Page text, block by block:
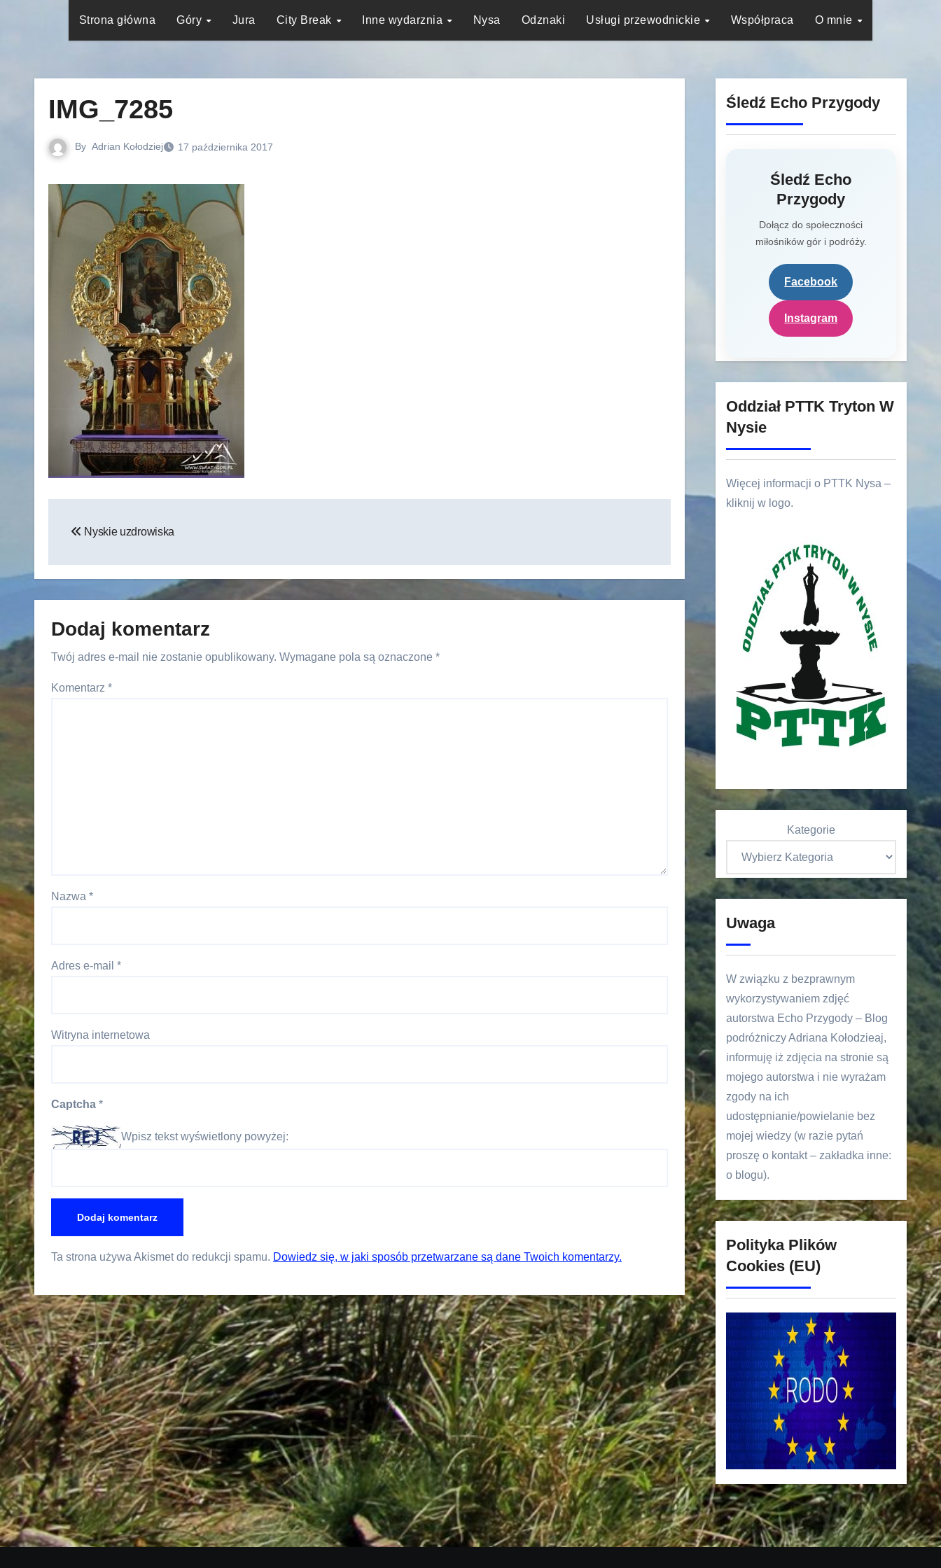
Strona główna Góry Jura City Break Inne wydarznia Nysa Odznaki Usługi przewodnickie Współpraca O mnie
IMG_7285
By Adrian Kołodziej 17 października 2017
wpisuNyskie uzdrowiska
Dodaj komentarz
Twój adres e-mail nie zostanie opublikowany. Wymagane pola są oznaczone *
Komentarz *
Nazwa *
Adres e-mail *
Witryna internetowa
Captcha *
Wpisz tekst wyświetlony powyżej:
Ta strona używa Akismet do redukcji spamu. Dowiedz się, w jaki sposób przetwarzane są dane Twoich komentarzy.
Śledź Echo Przygody
Śledź Echo
Przygody
Dołącz do społeczności
miłośników gór i podróży.
Facebook
Instagram
Oddział PTTK Tryton W
Nysie
Więcej informacji o PTTK Nysa –
kliknij w logo.
Kategorie
Uwaga
W związku z bezprawnym
wykorzystywaniem zdjęć
autorstwa Echo Przygody – Blog
podróżniczy Adriana Kołodzieaj,
informuję iż zdjęcia na stronie są
mojego autorstwa i nie wyrażam
zgody na ich
udostępnianie/powielanie bez
mojej wiedzy (w razie pytań
proszę o kontakt – zakładka inne:
o blogu).
Polityka Plików
Cookies (EU)